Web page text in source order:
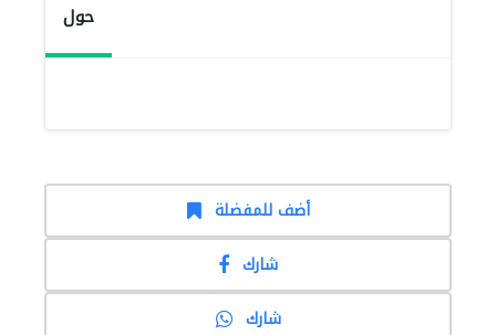
حول
أضف للمفضلة
شارك
شارك